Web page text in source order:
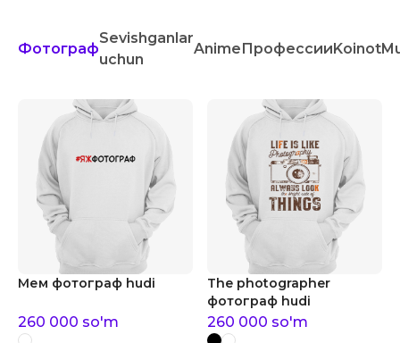
Фотограф
Sevishganlar
uchun
AnimeПрофессииKoinot
Мем фотограф hudi
260 000 so'm
The photographer
фотограф hudi
260 000 so'm